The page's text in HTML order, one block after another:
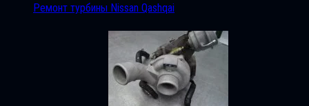
Ремонт турбины Nissan Qashqai